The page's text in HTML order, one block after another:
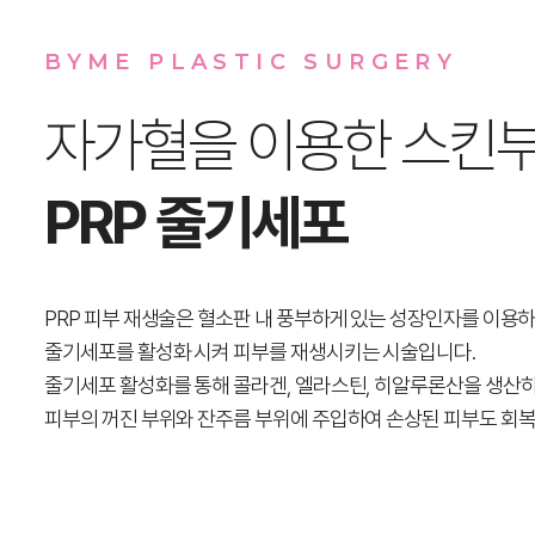
BYME PLASTIC SURGERY
자가혈을 이용한 스킨
PRP 줄기세포
PRP 피부 재생술은 혈소판 내 풍부하게 있는 성장인자를 이용
줄기세포를 활성화 시켜 피부를 재생시키는 시술입니다.
줄기세포 활성화를 통해 콜라겐, 엘라스틴, 히알루론산을 생산
피부의 꺼진 부위와 잔주름 부위에 주입하여 손상된 피부도 회